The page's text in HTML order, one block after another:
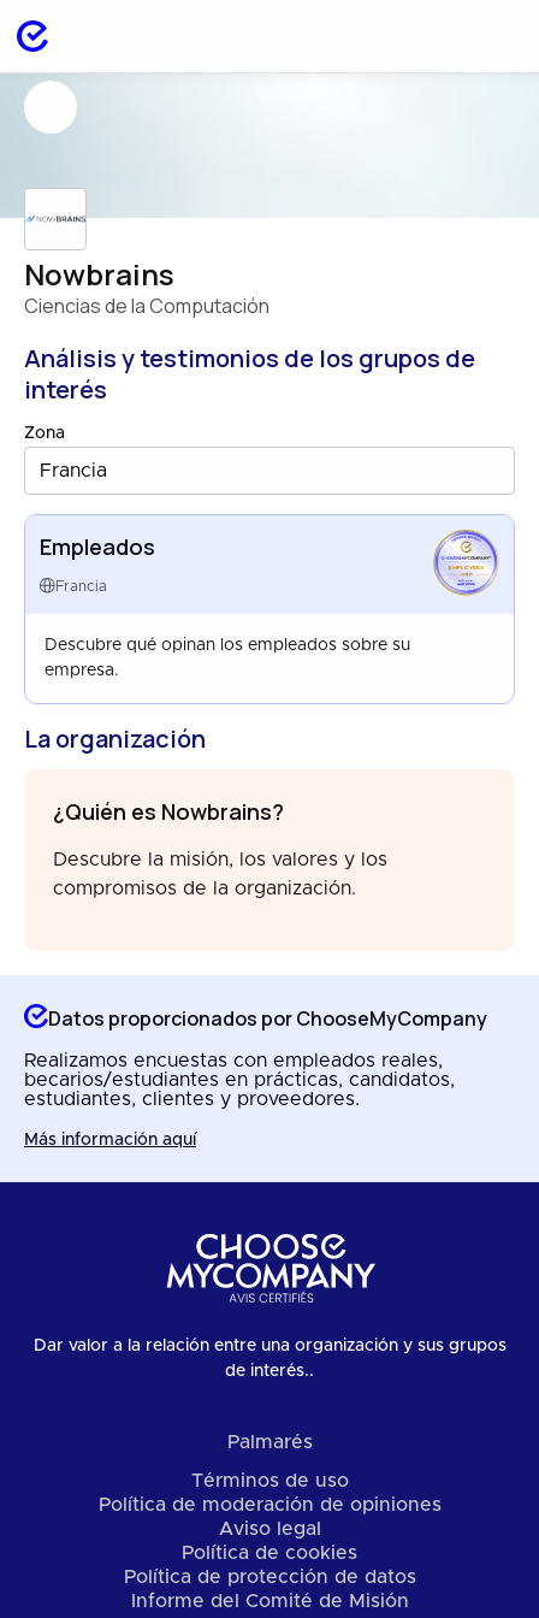
Nowbrains
Ciencias de la Computación
Análisis y testimonios de los grupos de
interés
Zona
Francia
Empleados
Francia
EMPLOYEES
FRANCE
MAR 2026
Descubre qué opinan los empleados sobre su
empresa.
La organización
¿Quién es Nowbrains?
Descubre la misión, los valores y los
compromisos de la organización.
Datos proporcionados por ChooseMyCompany
Realizamos encuestas con empleados reales,
becarios/estudiantes en prácticas, candidatos,
estudiantes, clientes y proveedores.
Más información aquí
Dar valor a la relación entre una organización y sus grupos
de interés..
Palmarés
Términos de uso
Política de moderación de opiniones
Aviso legal
Política de cookies
Política de protección de datos
Informe del Comité de Misión